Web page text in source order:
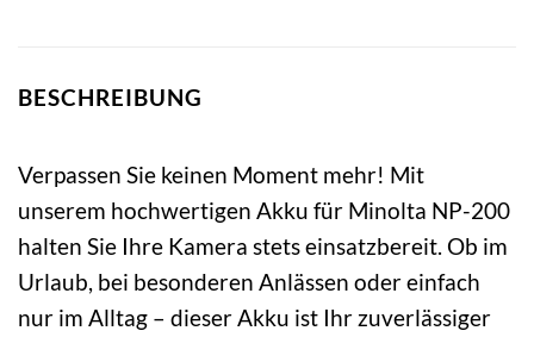
BESCHREIBUNG
Verpassen Sie keinen Moment mehr! Mit
unserem hochwertigen Akku für Minolta NP-200
halten Sie Ihre Kamera stets einsatzbereit. Ob im
Urlaub, bei besonderen Anlässen oder einfach
nur im Alltag – dieser Akku ist Ihr zuverlässiger